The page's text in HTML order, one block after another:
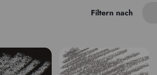
Filtern nach